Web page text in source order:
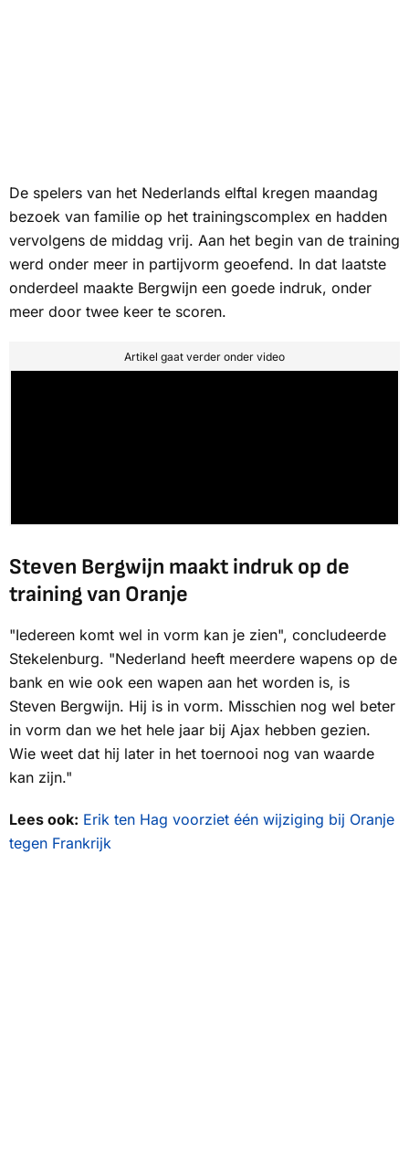
De spelers van het Nederlands elftal kregen maandag
bezoek van familie op het trainingscomplex en hadden
vervolgens de middag vrij. Aan het begin van de training
werd onder meer in partijvorm geoefend. In dat laatste
onderdeel maakte Bergwijn een goede indruk, onder
meer door twee keer te scoren.
Artikel gaat verder onder video
Steven Bergwijn maakt indruk op de
training van Oranje
"Iedereen komt wel in vorm kan je zien", concludeerde
Stekelenburg. "Nederland heeft meerdere wapens op de
bank en wie ook een wapen aan het worden is, is
Steven Bergwijn. Hij is in vorm. Misschien nog wel beter
in vorm dan we het hele jaar bij Ajax hebben gezien.
Wie weet dat hij later in het toernooi nog van waarde
kan zijn."
Lees ook: Erik ten Hag voorziet één wijziging bij Oranje
tegen Frankrijk